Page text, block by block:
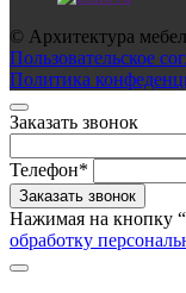
© Архитектура
Пользовательское
Политика
Заказать звонок
Телефон*
Нажимая на кнопку
обработку